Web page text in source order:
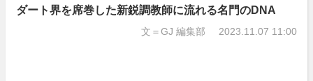
ダート界を席巻した新鋭調教師に流れる名門のDNA
文＝GJ 編集部 2023.11.07 11:00